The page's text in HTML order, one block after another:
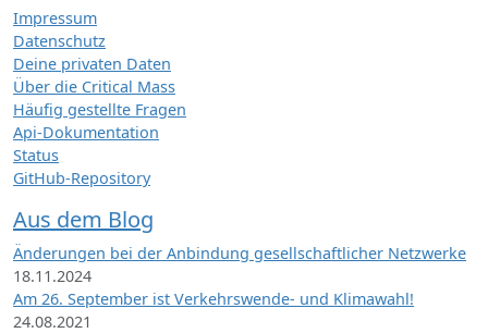
Impressum
Datenschutz
Deine privaten Daten
Über die Critical Mass
Häufig gestellte Fragen
Api-Dokumentation
Status
GitHub-Repository
Aus dem Blog
Änderungen bei der Anbindung gesellschaftlicher Netzwerke
18.11.2024
Am 26. September ist Verkehrswende- und Klimawahl!
24.08.2021